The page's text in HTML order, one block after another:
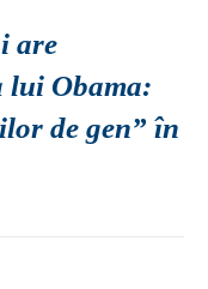
are
lui Obama:
de gen” în